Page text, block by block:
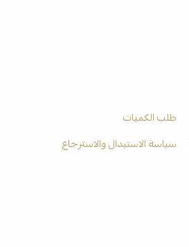
طلب الكميات
سياسة الاستبدال والاسترجاع